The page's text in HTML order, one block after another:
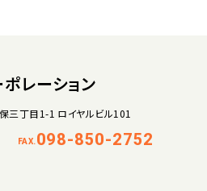
レーション
三丁目1-1 ロイヤルビル101
FAX. 098-850-2752